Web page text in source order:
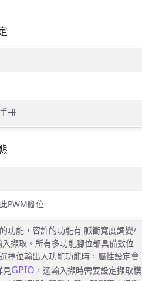
冊
PWM腳位
功能，容許的功能有 脈衝寬度調變/
擷取。所有多功能腳位都具備數位
擇位輸出入功能功能時，屬性設定會
見GPIO ，選輸入擷時需要設定擷取模